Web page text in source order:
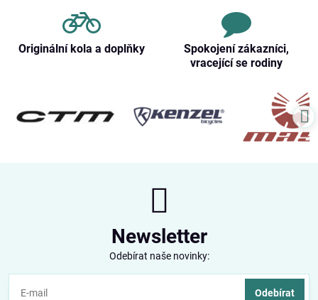
Originální kola a doplňky
Spokojení zákazníci,
vracející se rodiny
Newsletter
Odebírat naše novinky:
Odebírat